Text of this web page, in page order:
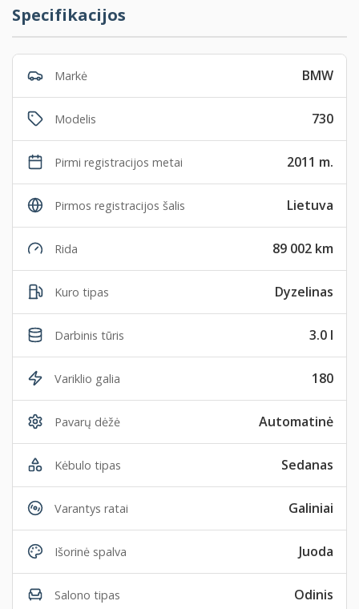
Specifikacijos
Markė BMW
Modelis 730
Pirmi registracijos metai 2011 m.
Pirmos registracijos šalis Lietuva
Rida 89 002 km
Kuro tipas Dyzelinas
Darbinis tūris 3.0 l
Variklio galia 180
Pavarų dėžė Automatinė
Kėbulo tipas Sedanas
Varantys ratai Galiniai
Išorinė spalva Juoda
Salono tipas Odinis